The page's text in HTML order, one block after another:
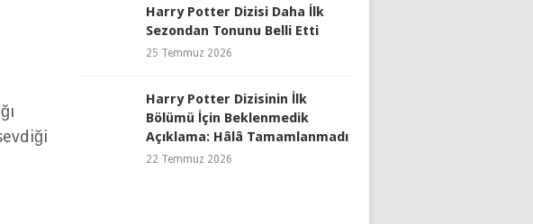
Harry Potter Dizisi Daha İlk
Sezondan Tonunu Belli Etti
25 Temmuz 2026
Harry Potter Dizisinin İlk
Bölümü İçin Beklenmedik
Açıklama: Hâlâ Tamamlanmadı
22 Temmuz 2026